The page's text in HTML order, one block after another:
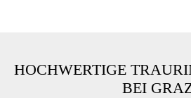
HOCHWERTIGE
BEI